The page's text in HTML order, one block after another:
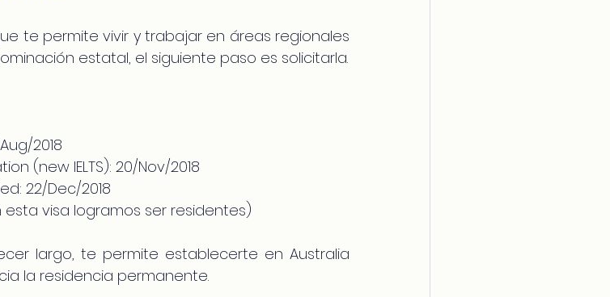
te permite vivir y trabajar en áreas regionales
estatal, el siguiente paso es solicitarla.
2018
(new IELTS): 20/Nov/2018
22/Dec/2018
esta visa logramos ser residentes)
largo, te permite establecerte en Australia
la residencia permanente.